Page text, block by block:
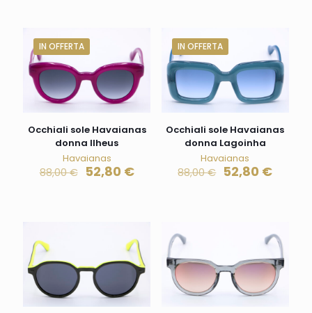
IN OFFERTA
Occhiali sole Havaianas
donna Ilheus
Havaianas
88,00€ 52,80 €
IN OFFERTA
Occhiali sole Havaianas
donna Lagoinha
Havaianas
88,00€ 52,80 €